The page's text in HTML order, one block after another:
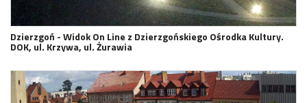
Dzierzgoń - Widok On Line z Dzierzgońskiego Ośrodka Kultury.
DOK, ul. Krzywa, ul. Żurawia